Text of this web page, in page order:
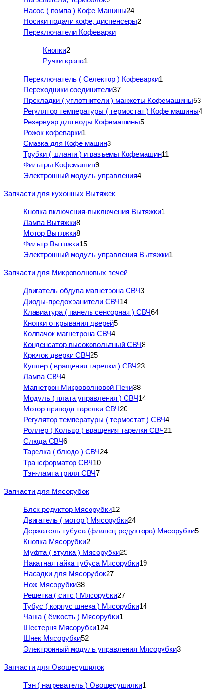
Насос ( помпа ) Кофе Машины24
Носики подачи кофе, диспенсеры2
Переключатели Кофеварки
Кнопки2
Ручки крана1
Переключатель ( Селектор ) Кофеварки1
Переходники соединители37
Прокладки ( уплотнители ) манжеты Кофемашины53
Регулятор температуры ( термостат ) Кофе машины4
Резервуар для воды Кофемашины5
Рожок кофеварки1
Смазка для Кофе машин3
Трубки ( шланги ) и разъемы Кофемашин11
Фильтры Кофемашин9
Электронный модуль управления4
Запчасти для кухонных Вытяжек
Кнопка включения-выключения Вытяжки1
Лампа Вытяжки8
Мотор Вытяжки8
Фильтр Вытяжки15
Электронный модуль управления Вытяжки1
Запчасти для Микроволновых печей
Двигатель обдува магнетрона СВЧ3
Диоды-предохранители СВЧ14
Клавиатура ( панель сенсорная ) СВЧ64
Кнопки открывания дверей5
Колпачок магнетрона СВЧ4
Конденсатор высоковольтный СВЧ8
Крючок дверки СВЧ25
Куплер ( вращения тарелки ) СВЧ23
Лампа СВЧ4
Магнетрон Микроволновой Печи38
Модуль ( плата управления ) СВЧ14
Мотор привода тарелки СВЧ20
Регулятор температуры ( термостат ) СВЧ4
Роллер ( Кольцо ) вращения тарелки СВЧ21
Слюда СВЧ6
Тарелка ( блюдо ) СВЧ24
Трансформатор СВЧ10
Тэн-лампа гриля СВЧ7
Запчасти для Мясорубок
Блок редуктор Мясорубки12
Двигатель ( мотор ) Мясорубки24
Держатель тубуса (фланец редуктора) Мясорубки5
Кнопка Мясорубки2
Муфта ( втулка ) Мясорубки25
Накатная гайка тубуса Мясорубки19
Насадки для Мясорубок27
Нож Мясорубки38
Решётка ( сито ) Мясорубки27
Тубус ( корпус шнека ) Мясорубки14
Чаша ( ёмкость ) Мясорубки1
Шестерня Мясорубки124
Шнек Мясорубки52
Электронный модуль управления Мясорубки3
Запчасти для Овощесушилок
Тэн ( нагреватель ) Овощесушилки1